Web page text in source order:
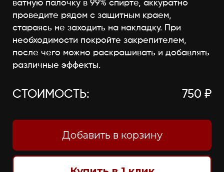
ватную палочку в 99% спирте, аккуратно
проведите рядом с защитным краем,
стараясь не заходить на накладку. При
необходимости покройте закрепителем,
после чего можно раскрашивать и добавлять
различные эффекты.
СТОИМОСТЬ: 750 ₽
Добавить в корзину